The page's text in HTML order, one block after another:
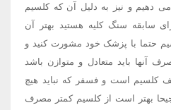
دهیم و نیز به دلیل آن که کلسیم
سابقه سنگ کلیه هستید بهتر آن
حتما با پزشک خود مشورت کنید و
آنها باید متعادل و متوازن باشد
کلسیم است و فسفر که نباید هیچ
بهتر است از کلسیم کمتر مصرف